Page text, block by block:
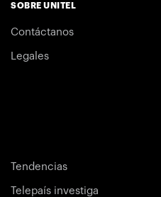
SOBRE UNITEL
Contáctanos
Legales
Tendencias
Telepaís investiga